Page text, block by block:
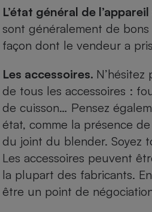
L’état général de
sont généralement de
façon dont le vendeur a
Les accessoires. N’hésitez
de tous les accessoires :
de cuisson… Pensez
état, comme la présence
du joint du blender. Soyez
Les accessoires peuvent
la plupart des fabricants.
être un point de